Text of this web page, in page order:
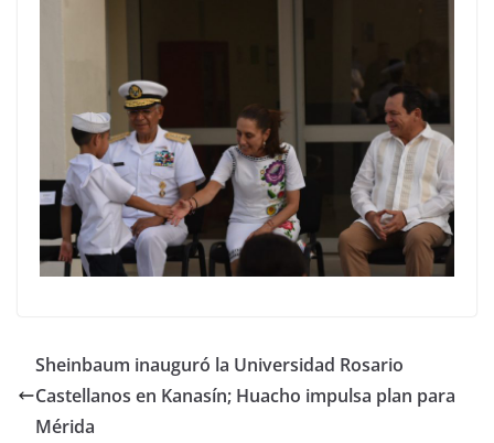
Sheinbaum inauguró la Universidad Rosario
Castellanos en Kanasín; Huacho impulsa plan para
Mérida